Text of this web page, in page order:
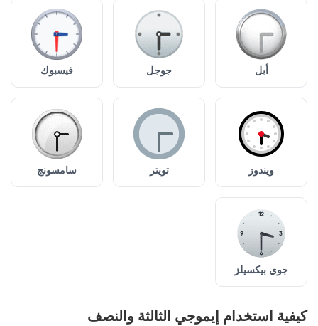
أبل جوجل فيسبوك
ويندوز تويتر سامسونج
جوي بيكسيلز
كيفية استخدام إيموجي الثالثة والنصف